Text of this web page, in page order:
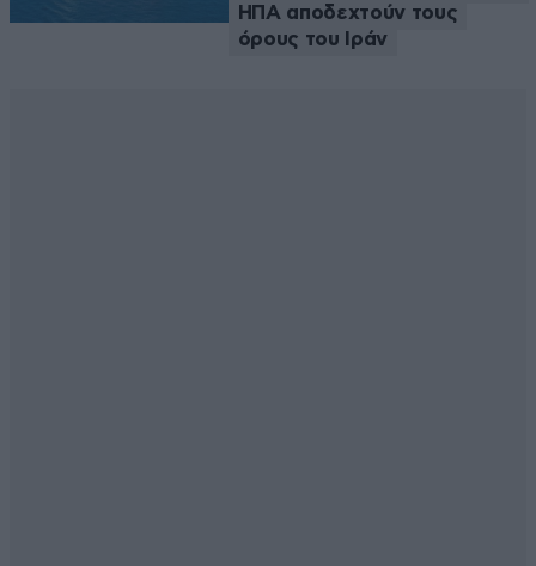
ΗΠΑ αποδεχτούν τους
όρους του Ιράν